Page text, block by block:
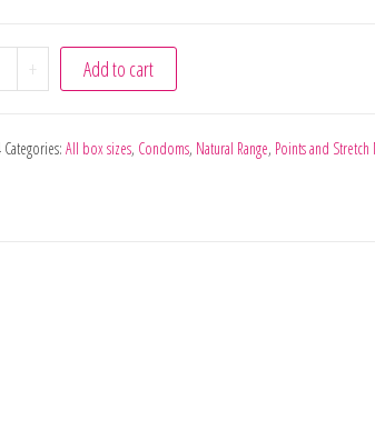
- PACOTE COM 4 PRESERVATIVOS PREMIUM
+ Add to cart
Categories: All box sizes, Condoms, Natural Range, Points and Stretch